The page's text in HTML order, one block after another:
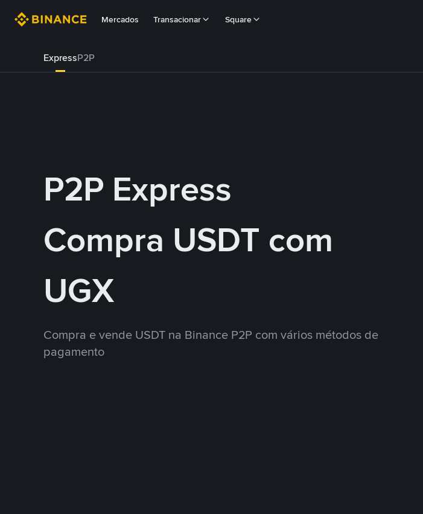
Mercados Transacionar Square
ExpressP2P
P2P Express
Compra USDT com
UGX
Compra e vende USDT na Binance P2P com vários métodos de
pagamento